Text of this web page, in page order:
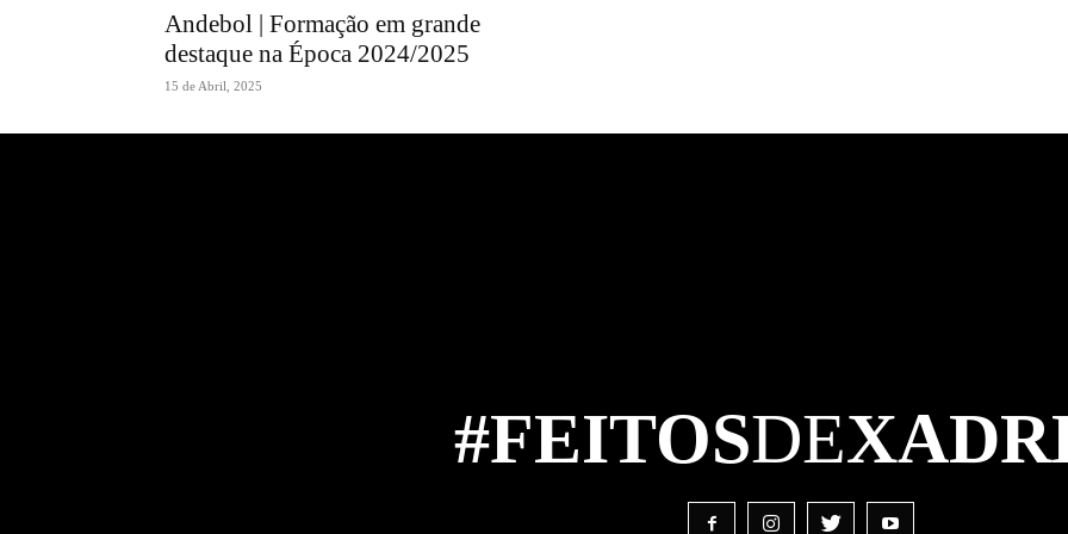
Andebol | Formação em grande
destaque na Época 2024/2025
15 de Abril, 2025
#FEITOSDE